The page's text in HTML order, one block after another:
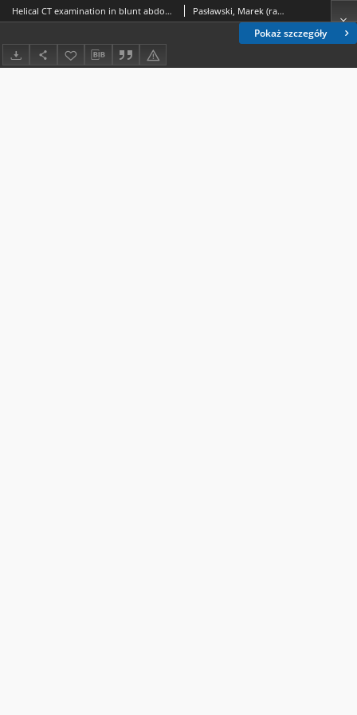
Pokaż szczegóły
Helical CT examination in blunt abdominal trauma Pasławski, Marek (radiologia).; Piasecka, Katarzyna.; Złomaniec, Janusz.